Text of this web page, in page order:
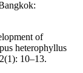
of
heterophyllus
10–13.